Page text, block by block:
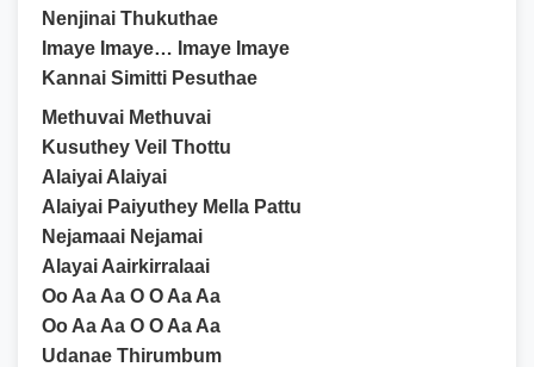
Nenjinai Thukuthae
Imaye Imaye… Imaye Imaye
Kannai Simitti Pesuthae
Methuvai Methuvai
Kusuthey Veil Thottu
Alaiyai Alaiyai
Alaiyai Paiyuthey Mella Pattu
Nejamaai Nejamai
Alayai Aairkirralaai
Oo Aa Aa O O Aa Aa
Oo Aa Aa O O Aa Aa
Udanae Thirumbum